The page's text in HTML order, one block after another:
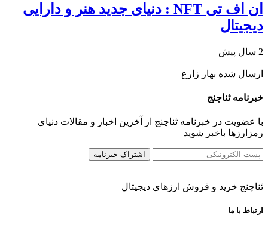
ان اف تی NFT : دنیای جدید هنر و دارایی
دیجیتال
2 سال پیش
ارسال شده بهار زارع
خبرنامه ثناچنج
با عضویت در خبرنامه ثناچنج از آخرین اخبار و مقالات دنیای
رمزارزها باخبر شوید
ثناچنج خرید و فروش ارزهای دیجیتال
ارتباط با ما